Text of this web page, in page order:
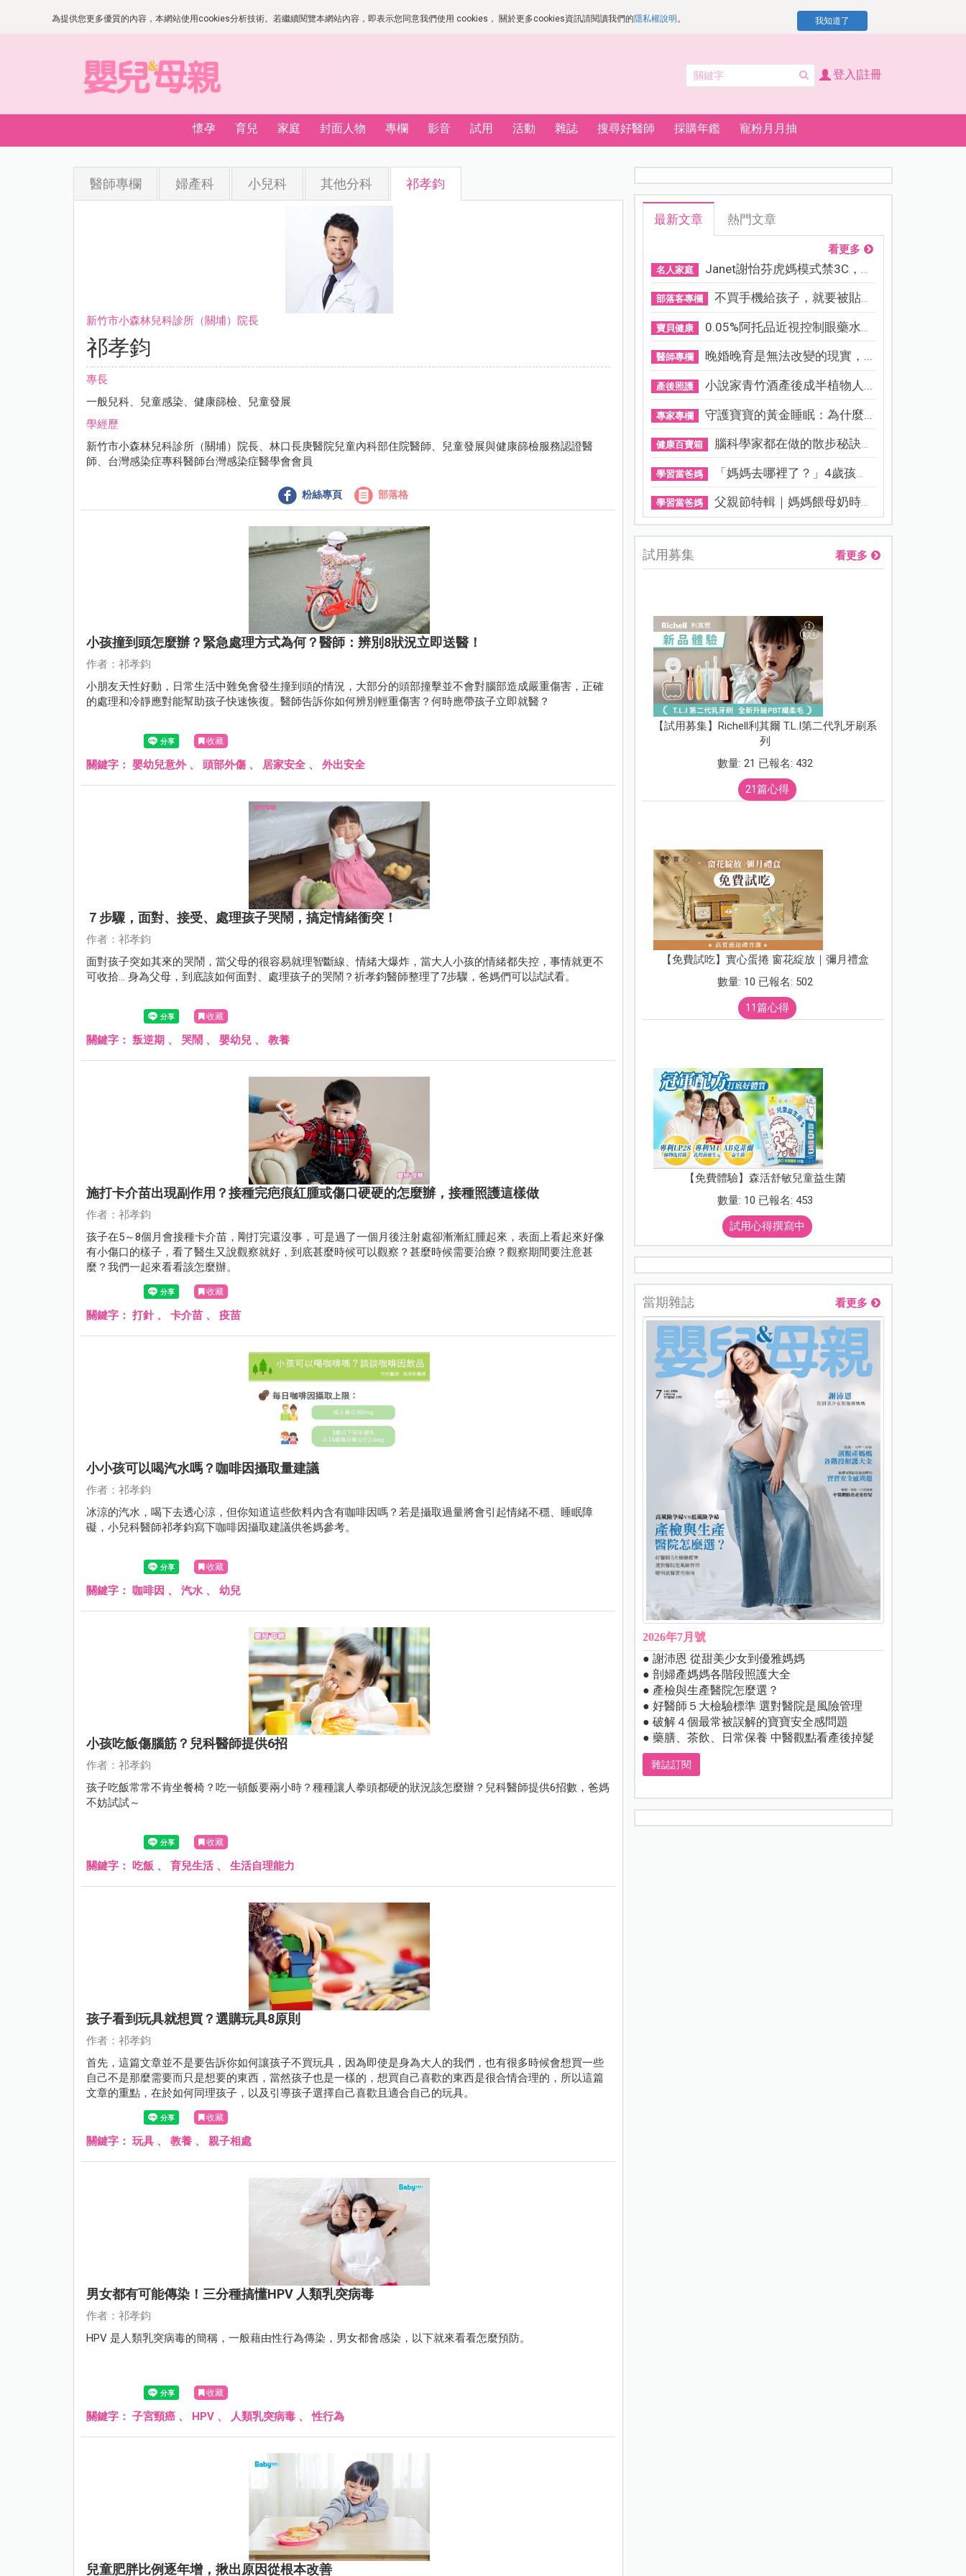
為提供您更多優質的內容，本網站使用cookies分析技術。若繼續閱覽本網站內容，即表示您同意我們使用 cookies， 關於更多cookies資訊請閱讀我們的隱私權說明 。 我知道了
登入|註冊
懷孕 育兒 家庭 封面人物 專欄 影音 試用 活動 雜誌 搜尋好醫師 採購年鑑 寵粉月月抽
醫師專欄 婦產科 小兒科 其他分科 祁孝鈞
新竹市小森林兒科診所（關埔）院長
祁孝鈞
專長
一般兒科、兒童感染、健康篩檢、兒童發展
學經歷
新竹市小森林兒科診所（關埔）院長、林口長庚醫院兒童內科部住院醫師、兒童發展與健康篩檢服務認證醫
師、台灣感染症專科醫師台灣感染症醫學會會員
粉絲專頁 部落格
小孩撞到頭怎麼辦？緊急處理方式為何？醫師：辨別8狀況立即送醫！
作者：祁孝鈞
小朋友天性好動，日常生活中難免會發生撞到頭的情況，大部分的頭部撞擊並不會對腦部造成嚴重傷害，正確
的處理和冷靜應對能幫助孩子快速恢復。醫師告訴你如何辨別輕重傷害？何時應帶孩子立即就醫？
收藏
關鍵字： 嬰幼兒意外、 頭部外傷 、 居家安全 、 外出安全
７步驟，面對、接受、處理孩子哭鬧，搞定情緒衝突！
作者：祁孝鈞
面對孩子突如其來的哭鬧，當父母的很容易就理智斷線、情緒大爆炸，當大人小孩的情緒都失控，事情就更不
可收拾... 身為父母，到底該如何面對、處理孩子的哭鬧？祈孝鈞醫師整理了7步驟，爸媽們可以試試看。
收藏
關鍵字： 叛逆期 、 哭鬧 、 嬰幼兒 、 教養
施打卡介苗出現副作用？接種完疤痕紅腫或傷口硬硬的怎麼辦，接種照護這樣做
作者：祁孝鈞
孩子在5～8個月會接種卡介苗，剛打完還沒事，可是過了一個月後注射處卻漸漸紅腫起來，表面上看起來好像
有小傷口的樣子，看了醫生又說觀察就好，到底甚麼時候可以觀察？甚麼時候需要治療？觀察期間要注意甚
麼？我們一起來看看該怎麼辦。
收藏
關鍵字： 打針 、 卡介苗 、 疫苗
小小孩可以喝汽水嗎？咖啡因攝取量建議
作者：祁孝鈞
冰涼的汽水，喝下去透心涼，但你知道這些飲料內含有咖啡因嗎？若是攝取過量將會引起情緒不穩、睡眠障
礙，小兒科醫師祁孝鈞寫下咖啡因攝取建議供爸媽參考。
收藏
關鍵字： 咖啡因 、 汽水 、 幼兒
小孩吃飯傷腦筋？兒科醫師提供6招
作者：祁孝鈞
孩子吃飯常常不肯坐餐椅？吃一頓飯要兩小時？種種讓人拳頭都硬的狀況該怎麼辦？兒科醫師提供6招數，爸媽
不妨試試～
收藏
關鍵字： 吃飯 、 育兒生活、 生活自理能力
孩子看到玩具就想買？選購玩具8原則
作者：祁孝鈞
首先，這篇文章並不是要告訴你如何讓孩子不買玩具，因為即使是身為大人的我們，也有很多時候會想買一些
自己不是那麼需要而只是想要的東西，當然孩子也是一樣的，想買自己喜歡的東西是很合情合理的，所以這篇
文章的重點，在於如何同理孩子，以及引導孩子選擇自己喜歡且適合自己的玩具。
收藏
關鍵字： 玩具 、 教養 、 親子相處
男女都有可能傳染！三分種搞懂HPV 人類乳突病毒
作者：祁孝鈞
HPV 是人類乳突病毒的簡稱，一般藉由性行為傳染，男女都會感染，以下就來看看怎麼預防。
收藏
關鍵字： 子宮頸癌 、 HPV 、 人類乳突病毒 、性行為
兒童肥胖比例逐年增，揪出原因從根本改善
最新文章 熱門文章
看更多
名人家庭 Janet謝怡芬虎媽模式禁3C，看...
部落客專欄 不買手機給孩子，就要被貼「...
寶貝健康 0.05%阿托品近視控制眼藥水納...
醫師專欄 晚婚晚育是無法改變的現實，...
產後照護 小說家青竹酒產後成半植物人...
專家專欄 守護寶寶的黃金睡眠：為什麼...
健康百寶箱 腦科學家都在做的散步秘訣！...
學習當爸媽 「媽媽去哪裡了？」4歲孩子還...
學習當爸媽 父親節特輯｜媽媽餵母奶時，...
試用募集 看更多
【試用募集】Richell利其爾 T.L.I第二代乳牙刷系
列
數量: 21 已報名: 432
21篇心得
【免費試吃】實心蛋捲 窗花綻放｜彌月禮盒
數量: 10 已報名: 502
11篇心得
【免費體驗】森活舒敏兒童益生菌
數量: 10 已報名: 453
試用心得撰寫中
當期雜誌 看更多
2026年7月號
● 謝沛恩 從甜美少女到優雅媽媽
● 剖婦產媽媽各階段照護大全
● 產檢與生產醫院怎麼選？
● 好醫師５大檢驗標準 選對醫院是風險管理
● 破解４個最常被誤解的寶寶安全感問題
● 藥膳、茶飲、日常保養 中醫觀點看產後掉髮
雜誌訂閱